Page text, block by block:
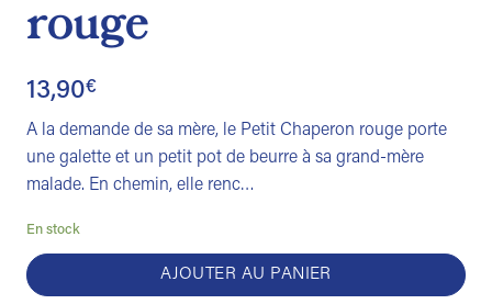
rouge
13,90€
A la demande de sa mère, le Petit Chaperon rouge porte
une galette et un petit pot de beurre à sa grand-mère
malade. En chemin, elle renc…
En stock
AJOUTER AU PANIER